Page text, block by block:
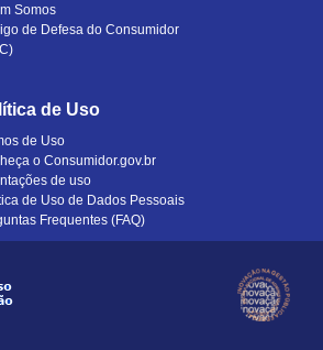
Somos
de Defesa do Consumidor
de Uso
de Uso
o Consumidor.gov.br
de uso
de Uso de Dados Pessoais
Frequentes (FAQ)